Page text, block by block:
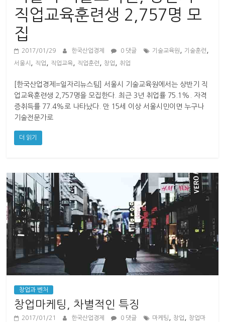
직업교육훈련생 2,757명 모
집
2017/01/29 한국산업경제 0 댓글 기술교육원 기술훈련
서울시 직업 직업교육 직업훈련 창업 ,취업
[한국산업경제=일자리뉴스팀] 서울시 기술교육원에서는 상반기 직
업교육훈련생 2,757명을 모집한다. 최근 3년 취업률 75.1%. 자격
증취득률 77.4%로 나타났다. 만 15세 이상 서울시민이면 누구나
기술전문가로
더 읽기
창업과 벤처
창업마케팅, 차별적인 특징
2017/01/21 한국산업경제 0 댓글 마케팅 , 창업 , 창업마